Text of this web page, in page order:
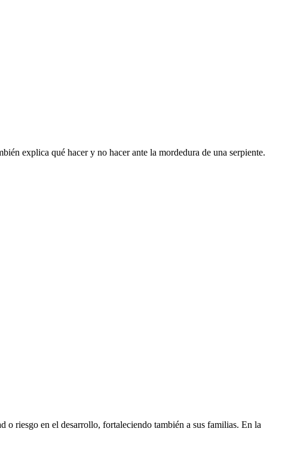
explica qué hacer y no hacer ante la mordedura de una serpiente.
o riesgo en el desarrollo, fortaleciendo también a sus familias. En la